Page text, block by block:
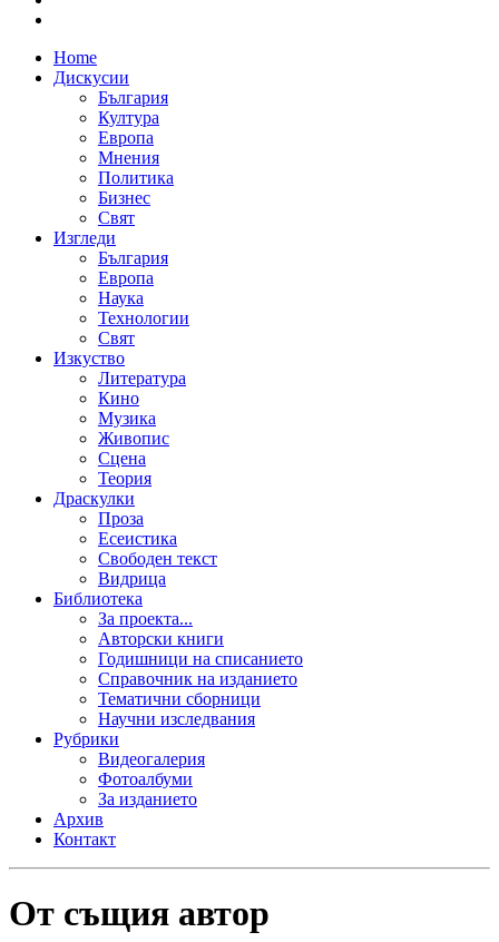
Home
Дискусии
България
Култура
Европа
Мнения
Политика
Бизнес
Свят
Изгледи
България
Европа
Наука
Технологии
Свят
Изкуство
Литература
Кино
Музика
Живопис
Сцена
Теория
Драскулки
Проза
Есеистика
Свободен текст
Видрица
Библиотека
За проекта...
Авторски книги
Годишници на списанието
Справочник на изданието
Тематични сборници
Научни изследвания
Рубрики
Видеогалерия
Фотоалбуми
За изданието
Архив
Контакт
От същия автор